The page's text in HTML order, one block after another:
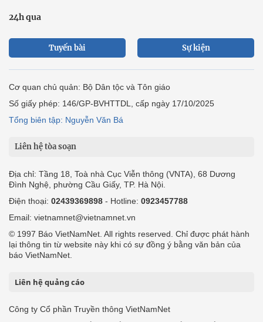
24h qua
Tuyến bài Sự kiện
Cơ quan chủ quản: Bộ Dân tộc và Tôn giáo
Số giấy phép: 146/GP-BVHTTDL, cấp ngày 17/10/2025
Tổng biên tập: Nguyễn Văn Bá
Liên hệ tòa soạn
Địa chỉ: Tầng 18, Toà nhà Cục Viễn thông (VNTA), 68 Dương
Đình Nghệ, phường Cầu Giấy, TP. Hà Nội.
Điện thoại: 02439369898 - Hotline: 0923457788
Email: vietnamnet@vietnamnet.vn
© 1997 Báo VietNamNet. All rights reserved. Chỉ được phát hành
lại thông tin từ website này khi có sự đồng ý bằng văn bản của
báo VietNamNet.
Liên hệ quảng cáo
Công ty Cổ phần Truyền thông VietNamNet